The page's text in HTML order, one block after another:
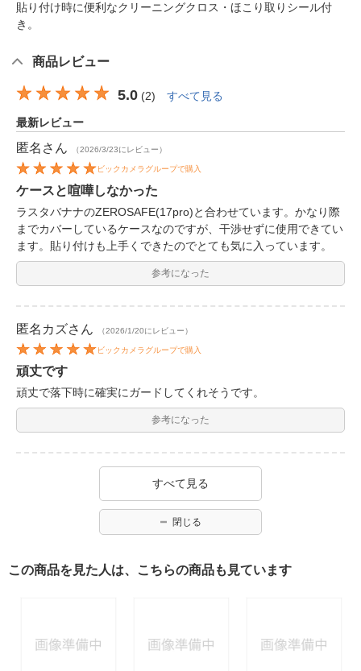
貼り付け時に便利なクリーニングクロス・ほこり取りシール付
き。
商品レビュー
5.0 (2) すべて見る
最新レビュー
匿名 さん （2026/3/23にレビュー）
ビックカメラグループで購入
ケースと喧嘩しなかった
ラスタバナナのZEROSAFE(17pro)と合わせています。かなり際
までカバーしているケースなのですが、干渉せずに使用できてい
ます。貼り付けも上手くできたのでとても気に入っています。
参考になった
匿名カズさん （2026/1/20にレビュー）
ビックカメラグループで購入
頑丈です
頑丈で落下時に確実にガードしてくれそうです。
参考になった
すべて見る
閉じる
この商品を見た人は、こちらの商品も見ています